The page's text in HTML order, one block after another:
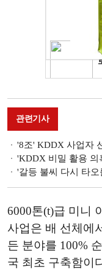
관련기사
'8조' KDDX 사업자 선
'KDDX 비밀 활용 의혹' 한
'갈등 불씨 다시 타오
6000톤(t)급 미니
사업은 배 선체에
든 분야를 100%
국 최초 구축함이